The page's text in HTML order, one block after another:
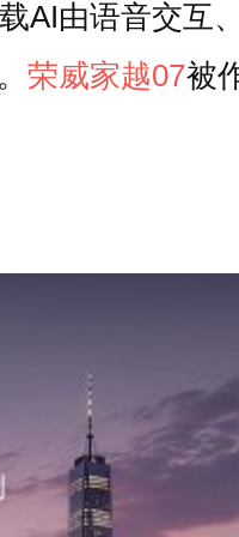
AI由语音交互
荣威家越07被